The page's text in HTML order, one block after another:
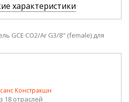
характеристики
GCE CO2/Ar G3/8" (female) для
Констракшн
18 отраслей